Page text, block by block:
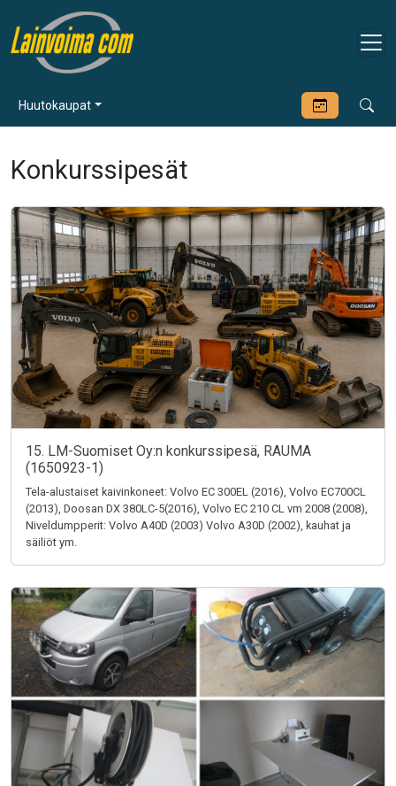
Huutokaupat
Konkurssipesät
15. LM-Suomiset Oy:n konkurssipesä, RAUMA
(1650923-1)
Tela-alustaiset kaivinkoneet: Volvo EC 300EL (2016), Volvo EC700CL
(2013), Doosan DX 380LC-5(2016), Volvo EC 210 CL vm 2008 (2008),
Niveldumpperit: Volvo A40D (2003) Volvo A30D (2002), kauhat ja
säiliöt ym.